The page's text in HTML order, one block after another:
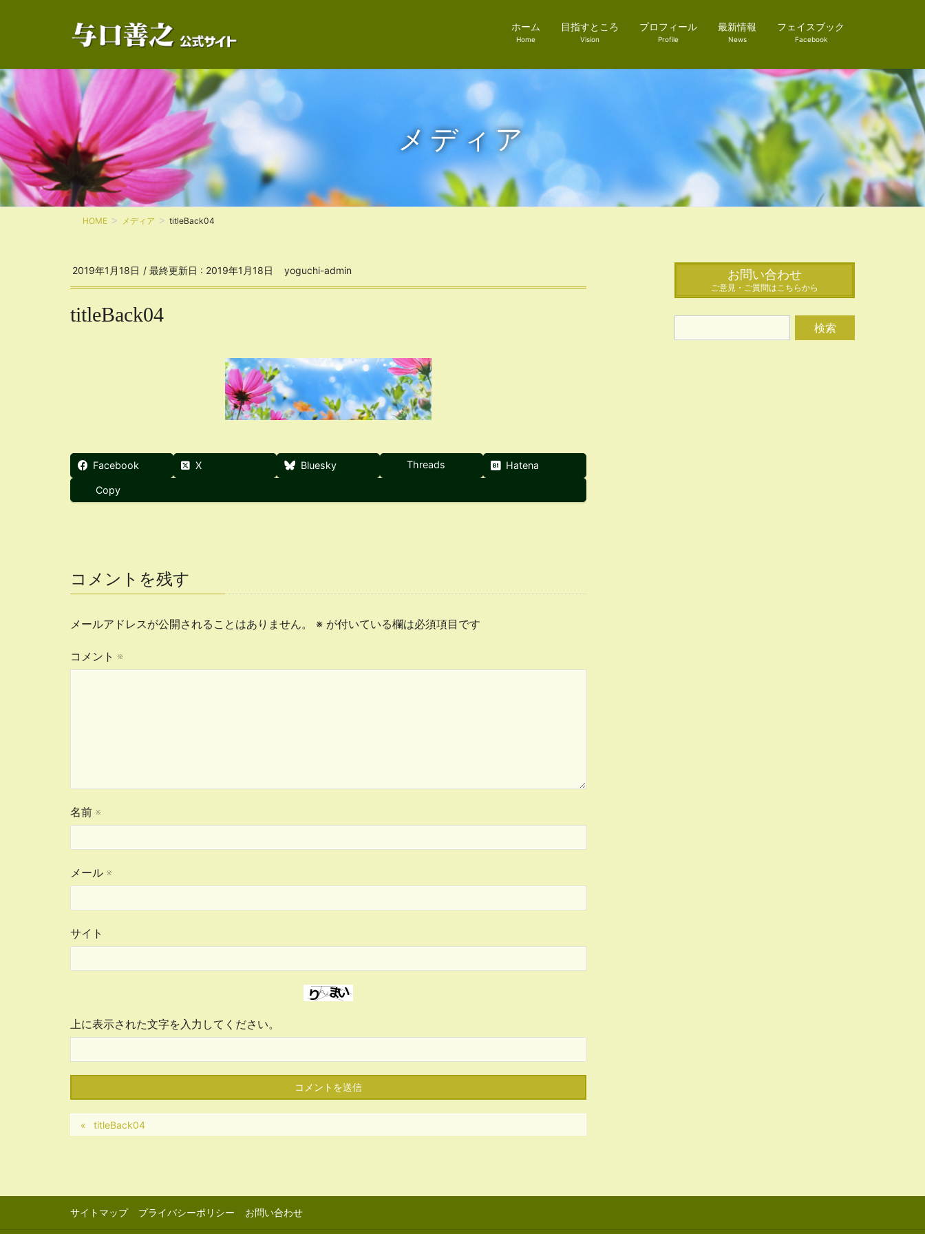
ホーム
Home
目指すところ
Vision
プロフィール
Profile
最新情報
News
フェイスブック
Facebook
メディア
HOME メディア titleBack04
2019年1月18日 / 最終更新日 : 2019年1月18日 yoguchi-admin
titleBack04
Facebook X Bluesky Threads Hatena
Copy
コメントを残す
メールアドレスが公開されることはありません。 ※ が付いている欄は必須項目です
コメント ※
名前 ※
メール ※
サイト
上に表示された文字を入力してください。
titleBack04
お問い合わせ
ご意見・ご質問はこちらから
サイトマップ プライバシーポリシー お問い合わせ